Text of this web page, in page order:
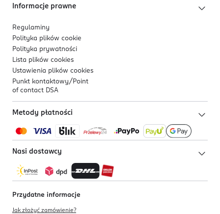
Informacje prawne
Regulaminy
Polityka plików cookie
Polityka prywatności
Lista plików cookies
Ustawienia plików cookies
Punkt kontaktowy/ Point
of contact DSA
Metody płatności
Nasi dostawcy
Przydatne informacje
Jak złożyć zamówienie?